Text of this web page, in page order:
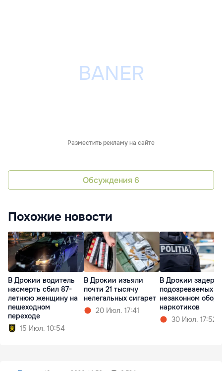
Разместить рекламу на сайте
Обсуждения 6
Похожие новости
В Дрокии водитель
насмерть сбил 87-
летнюю женщину на
пешеходном
переходе
15 Июл. 10:54
В Дрокии изъяли
почти 21 тысячу
нелегальных сигарет
20 Июл. 17:41
В Дрокии
подозреваемых в
незаконном
наркотиков
30 Июл. 17:52